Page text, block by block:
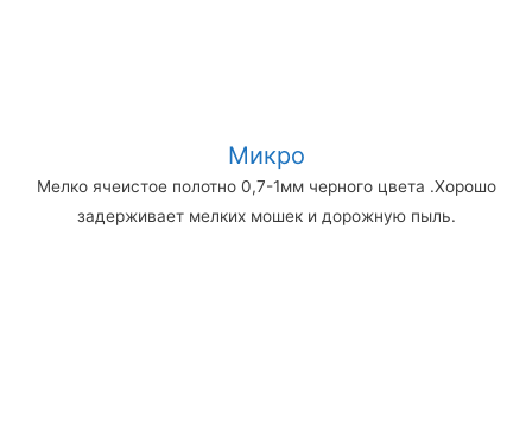
Микро
Мелко ячеистое полотно 0,7-1мм черного цвета .Хорошо
задерживает мелких мошек и дорожную пыль.